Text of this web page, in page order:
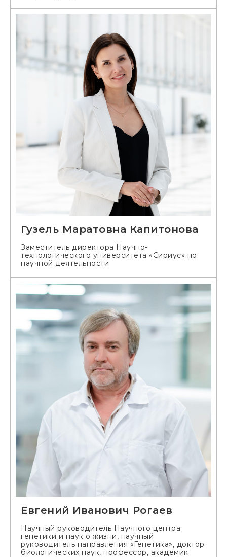
Гузель Маратовна Капитонова
Заместитель директора Научно-
технологического университета «Сириус» по
научной деятельности
Евгений Иванович Рогаев
Научный руководитель Научного центра
генетики и наук о жизни, научный
руководитель направления «Генетика», доктор
биологических наук, профессор, академик